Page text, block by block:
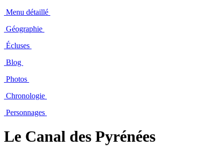
Menu détaillé
Géographie
Écluses
Blog
Photos
Chronologie
Personnages
Le Canal des Pyrénées